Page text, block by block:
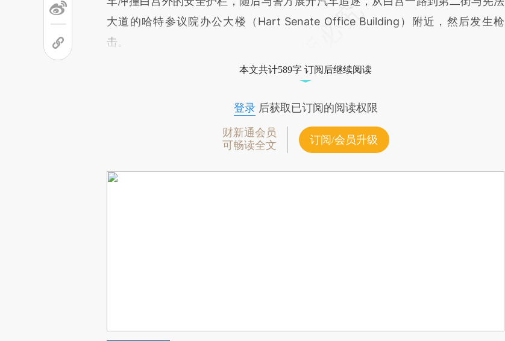
大道的哈特参议院办公大楼（Hart Senate Office Building）附近，然后发生枪
击。
本文共计589字 订阅后继续阅读
登录后获取已订阅的阅读权限
财新通会员
可畅读全文
订阅/会员升级